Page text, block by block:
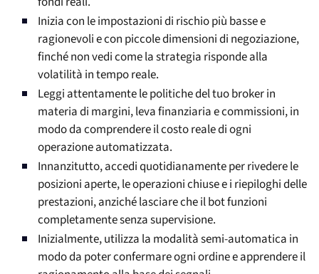
Inizia con le impostazioni di rischio più basse e
ragionevoli e con piccole dimensioni di negoziazione,
finché non vedi come la strategia risponde alla
volatilità in tempo reale.
Leggi attentamente le politiche del tuo broker in
materia di margini, leva finanziaria e commissioni, in
modo da comprendere il costo reale di ogni
operazione automatizzata.
Innanzitutto, accedi quotidianamente per rivedere le
posizioni aperte, le operazioni chiuse e i riepiloghi delle
prestazioni, anziché lasciare che il bot funzioni
completamente senza supervisione.
Inizialmente, utilizza la modalità semi-automatica in
modo da poter confermare ogni ordine e apprendere il